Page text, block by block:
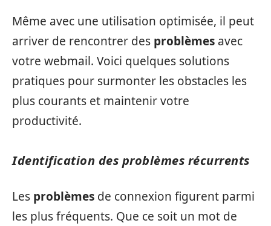
Même avec une utilisation optimisée, il peut
arriver de rencontrer des problèmes avec
votre webmail. Voici quelques solutions
pratiques pour surmonter les obstacles les
plus courants et maintenir votre
productivité.
Identification des problèmes récurrents
Les problèmes de connexion figurent parmi
les plus fréquents. Que ce soit un mot de